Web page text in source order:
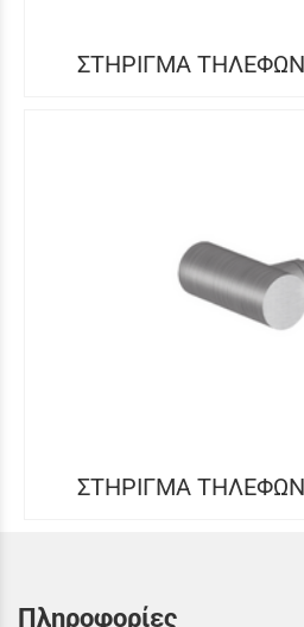
ΣΤΗΡΙΓΜΑ
ΣΤΗΡΙΓΜΑ
Πληροφορίες